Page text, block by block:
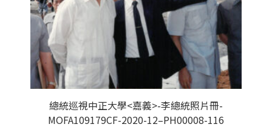
總統巡視中正大學<嘉義>-李總統照片冊-
MOFA109179CF-2020-12–PH00008-116